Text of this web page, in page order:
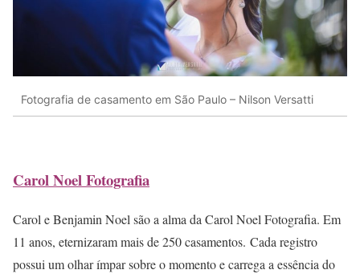
Fotografia de casamento em São Paulo – Nilson Versatti
Carol Noel Fotografia
Carol e Benjamin Noel são a alma da Carol Noel Fotografia. Em
11 anos, eternizaram mais de 250 casamentos. Cada registro
possui um olhar ímpar sobre o momento e carrega a essência do